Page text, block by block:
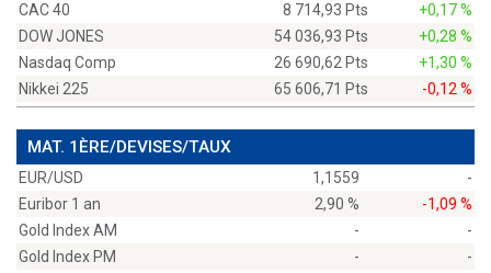
CAC 40 8 714,93 Pts
+0,17 %
DOW JONES
54 036,93 Pts
+0,28 %
Nasdaq Comp
26 690,62 Pts
+1,30 %
Nikkei 225
65 606,71 Pts -0,12 %
MAT. 1ÈRE/DEVISES/TAUX
EUR/USD 1,1559
-
Euribor 1 an
2,90 %
-1,09 %
Gold Index AM
-
-
Gold Index PM
-
-